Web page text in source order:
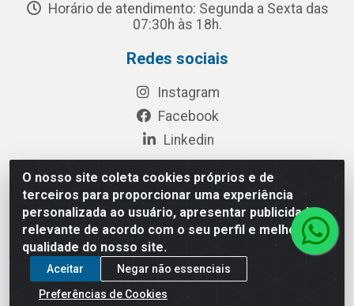
O nosso site coleta cookies próprios e de
terceiros para proporcionar uma experiência
personalizada ao usuário, apresentar publicidade
relevante de acordo com o seu perfil e melhorar a
qualidade do nosso site.
Aceitar
Negar não essenciais
Preferências de Cookies
Horário de atendimento: Segunda a Sexta das
07:30h às 18h.
Redes sociais
Instagram
Facebook
Linkedin
Rua Chipuê, 117 - S. Miguel Paulista São Paulo/SP - CEP
08010-260- CNPJ: 03.010.739/0001-72